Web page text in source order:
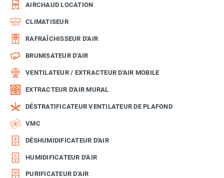
AIRCHAUD LOCATION
CLIMATISEUR
RAFRAÎCHISSEUR D'AIR
BRUMISATEUR D'AIR
VENTILATEUR / EXTRACTEUR D'AIR MOBILE
EXTRACTEUR D'AIR MURAL
DÉSTRATIFICATEUR VENTILATEUR DE PLAFOND
VMC
DÉSHUMIDIFICATEUR D'AIR
HUMIDIFICATEUR D'AIR
PURIFICATEUR D'AIR